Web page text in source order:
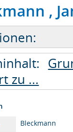
,
zu ...
Bleckmann